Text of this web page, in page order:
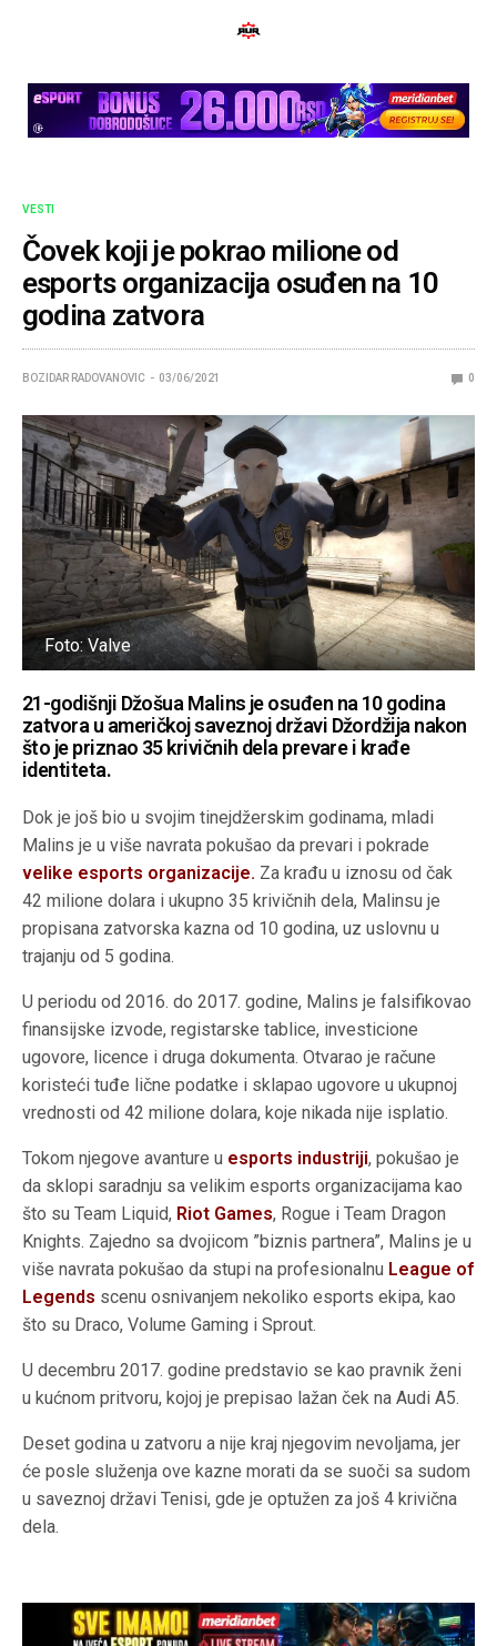
VESTI
Čovek koji je pokrao milione od
esports organizacija osuđen na 10
godina zatvora
BOZIDAR RADOVANOVIC 03/06/2021 0
Foto: Valve
21-godišnji Džošua Malins je osuđen na 10 godina
zatvora u američkoj saveznoj državi Džordžija nakon
što je priznao 35 krivičnih dela prevare i krađe
identiteta.
Dok je još bio u svojim tinejdžerskim godinama, mladi
Malins je u više navrata pokušao da prevari i pokrade
velike esports organizacije. Za krađu u iznosu od čak
42 milione dolara i ukupno 35 krivičnih dela, Malinsu je
propisana zatvorska kazna od 10 godina, uz uslovnu u
trajanju od 5 godina.
U periodu od 2016. do 2017. godine, Malins je falsifikovao
finansijske izvode, registarske tablice, investicione
ugovore, licence i druga dokumenta. Otvarao je račune
koristeći tuđe lične podatke i sklapao ugovore u ukupnoj
vrednosti od 42 milione dolara, koje nikada nije isplatio.
Tokom njegove avanture u esports industriji, pokušao je
da sklopi saradnju sa velikim esports organizacijama kao
što su Team Liquid, Riot Games, Rogue i Team Dragon
Knights. Zajedno sa dvojicom ”biznis partnera”, Malins je u
više navrata pokušao da stupi na profesionalnu League of
Legends scenu osnivanjem nekoliko esports ekipa, kao
što su Draco, Volume Gaming i Sprout.
U decembru 2017. godine predstavio se kao pravnik ženi
u kućnom pritvoru, kojoj je prepisao lažan ček na Audi A5.
Deset godina u zatvoru a nije kraj njegovim nevoljama, jer
će posle služenja ove kazne morati da se suoči sa sudom
u saveznoj državi Tenisi, gde je optužen za još 4 krivična
dela.